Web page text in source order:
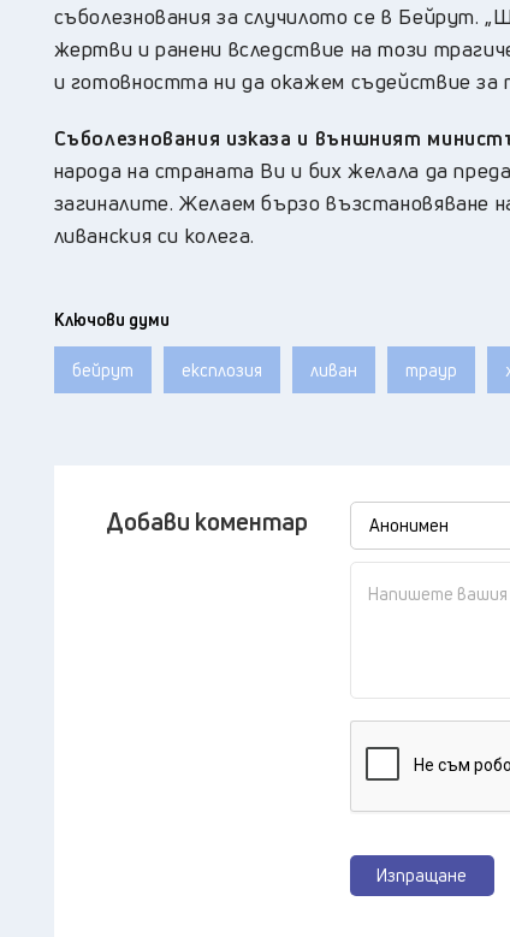
съболезнования за случилото се в
жертви и ранени вследствие на този
и готовността ни да окажем съдействие за
Съболезнования изказа и външният
народа на страната Ви и бих желала да
загиналите. Желаем бързо възстановяване
ливанския си колега.
Ключови думи
бейрут експлозия ливан траур
Добави коментар
Изпращане